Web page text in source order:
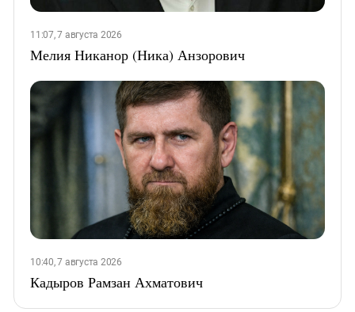
11:07, 7 августа 2026
Мелия Никанор (Ника) Анзорович
10:40, 7 августа 2026
Кадыров Рамзан Ахматович